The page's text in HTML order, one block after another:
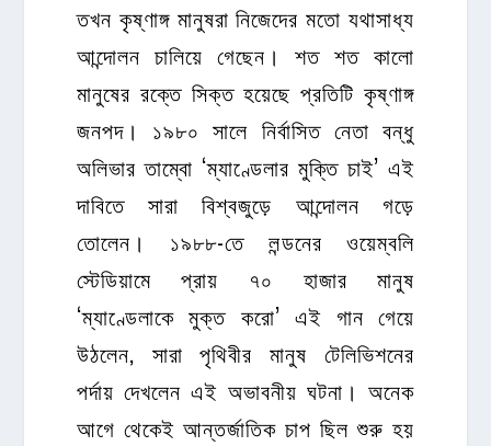
তখন কৃষ্ণাঙ্গ মানুষরা নিজেদের মতো যথাসাধ্য
আন্দোলন চালিয়ে গেছেন। শত শত কালো
মানুষের রক্তে সিক্ত হয়েছে প্রতিটি কৃষ্ণাঙ্গ
জনপদ। ১৯৮০ সালে নির্বাসিত নেতা বন্ধু
অলিভার তাম্বো ‘ম্যাণ্ডেলার মুক্তি চাই’ এই
দাবিতে সারা বিশ্বজুড়ে আন্দোলন গড়ে
তোলেন। ১৯৮৮-তে লন্ডনের ওয়েম্বলি
স্টেডিয়ামে প্রায় ৭০ হাজার মানুষ
‘ম্যাণ্ডেলাকে মুক্ত করো’ এই গান গেয়ে
উঠলেন, সারা পৃথিবীর মানুষ টেলিভিশনের
পর্দায় দেখলেন এই অভাবনীয় ঘটনা। অনেক
আগে থেকেই আন্তর্জাতিক চাপ ছিল শুরু হয়